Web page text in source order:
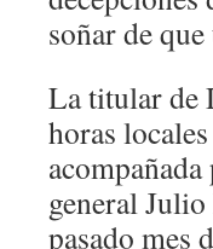
soñar de
La titular de
horas
general
pasado mes